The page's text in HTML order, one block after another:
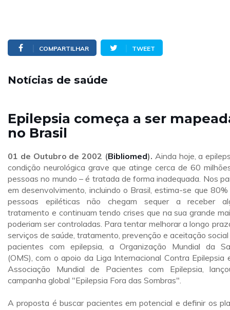
COMPARTILHAR TWEET
Notícias de saúde
Epilepsia começa a ser
no Brasil
01 de Outubro de 2002 (Bibliomed). Ainda hoje, a
condição neurológica grave que atinge cerca de 60
pessoas no mundo – é tratada de forma inadequada. Nos
em desenvolvimento, incluindo o Brasil, estima-se que
pessoas epiléticas não chegam sequer a receber
tratamento e continuam tendo crises que na sua grande
poderiam ser controladas. Para tentar melhorar a longo
serviços de saúde, tratamento, prevenção e aceitação
pacientes com epilepsia, a Organização Mundial da
(OMS), com o apoio da Liga Internacional Contra Epilepsia
Associação Mundial de Pacientes com Epilepsia,
campanha global "Epilepsia Fora das Sombras".
A proposta é buscar pacientes em potencial e definir os